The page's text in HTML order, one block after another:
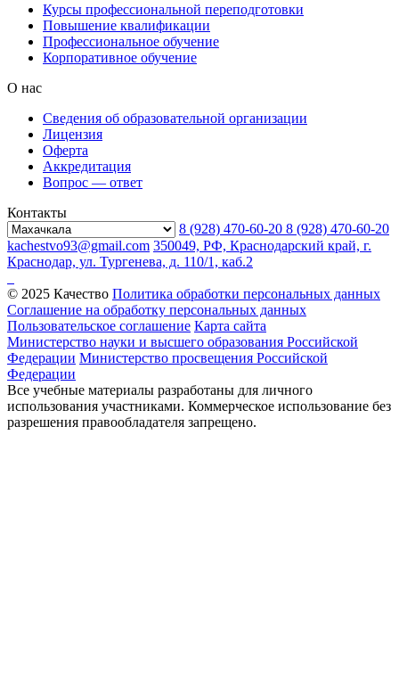
Курсы профессиональной переподготовки
Повышение квалификации
Профессиональное обучение
Корпоративное обучение
О нас
Сведения об образовательной организации
Лицензия
Оферта
Аккредитация
Вопрос — ответ
Контакты
8 (928) 470-60-20 8 (928) 470-60-20
kachestvo93@gmail.com 350049, РФ, Краснодарский край, г.
Краснодар, ул. Тургенева, д. 110/1, каб.2
© 2025 Качество Политика обработки персональных данных
Соглашение на обработку персональных данных
Пользовательское соглашение Карта сайта
Министерство науки и высшего образования Российской
Федерации Министерство просвещения Российской
Федерации
Все учебные материалы разработаны для личного
использования участниками. Коммерческое использование без
разрешения правообладателя запрещено.